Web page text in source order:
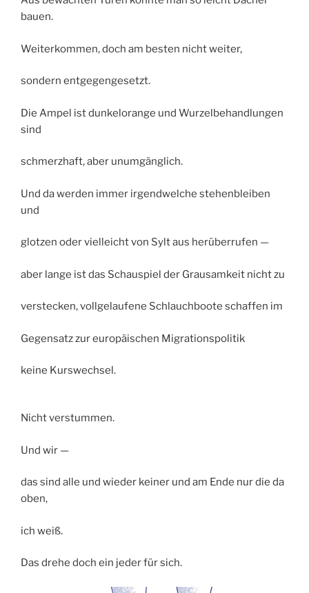
bauen.
Weiterkommen, doch am besten nicht weiter,
sondern entgegengesetzt.
Die Ampel ist dunkelorange und Wurzelbehandlungen
sind
schmerzhaft, aber unumgänglich.
Und da werden immer irgendwelche stehenbleiben
und
glotzen oder vielleicht von Sylt aus herüberrufen —
aber lange ist das Schauspiel der Grausamkeit nicht zu
verstecken, vollgelaufene Schlauchboote schaffen im
Gegensatz zur europäischen Migrationspolitik
keine Kurswechsel.
Nicht verstummen.
Und wir —
das sind alle und wieder keiner und am Ende nur die da
oben,
ich weiß.
Das drehe doch ein jeder für sich.